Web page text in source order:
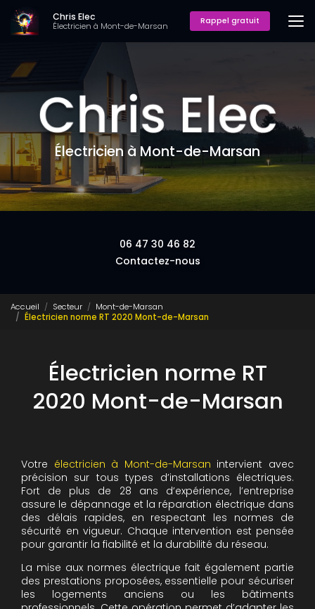
Aller
au
contenu
Chris Elec
Électricien à Mont-de-Marsan Rappel gratuit
Électricien à Mont-de-Marsan
06 47 30 46 82
Contactez-nous
Accueil Secteur
Mont-de-Marsan
Électricien norme RT 2020 Mont-de-Marsan
Électricien norme RT
2020 Mont-de-Marsan
Votre électricien à Mont-de-Marsan intervient avec
précision sur tous types d’installations électriques.
Fort de plus de 28 ans d’expérience, l’entreprise
assure le dépannage et la réparation électrique dans
des délais rapides, en respectant les normes de
sécurité en vigueur. Chaque intervention est pensée
pour garantir la fiabilité et la durabilité du réseau.
La mise aux normes électrique fait également partie
des prestations proposées, essentielle pour sécuriser
les logements anciens ou les bâtiments